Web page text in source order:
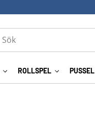
ROLLSPEL PUSSEL